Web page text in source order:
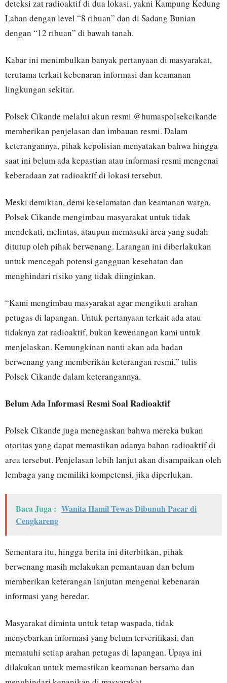
deteksi zat radioaktif di dua lokasi, yakni Kampung Kedung
Laban dengan level “8 ribuan” dan di Sadang Bunian
dengan “12 ribuan” di bawah tanah.
Kabar ini menimbulkan banyak pertanyaan di masyarakat,
terutama terkait kebenaran informasi dan keamanan
lingkungan sekitar.
Polsek Cikande melalui akun resmi @humaspolsekcikande
memberikan penjelasan dan imbauan resmi. Dalam
keterangannya, pihak kepolisian menyatakan bahwa hingga
saat ini belum ada kepastian atau informasi resmi mengenai
keberadaan zat radioaktif di lokasi tersebut.
Meski demikian, demi keselamatan dan keamanan warga,
Polsek Cikande mengimbau masyarakat untuk tidak
mendekati, melintas, ataupun memasuki area yang sudah
ditutup oleh pihak berwenang. Larangan ini diberlakukan
untuk mencegah potensi gangguan kesehatan dan
menghindari risiko yang tidak diinginkan.
“Kami mengimbau masyarakat agar mengikuti arahan
petugas di lapangan. Untuk pertanyaan terkait ada atau
tidaknya zat radioaktif, bukan kewenangan kami untuk
menjelaskan. Kemungkinan nanti akan ada badan
berwenang yang memberikan keterangan resmi,” tulis
Polsek Cikande dalam keterangannya.
Belum Ada Informasi Resmi Soal Radioaktif
Polsek Cikande juga menegaskan bahwa mereka bukan
otoritas yang dapat memastikan adanya bahan radioaktif di
area tersebut. Penjelasan lebih lanjut akan disampaikan oleh
lembaga yang memiliki kompetensi, jika diperlukan.
Baca Juga : Wanita Hamil Tewas Dibunuh Pacar di
Cengkareng
Sementara itu, hingga berita ini diterbitkan, pihak
berwenang masih melakukan pemantauan dan belum
memberikan keterangan lanjutan mengenai kebenaran
informasi yang beredar.
Masyarakat diminta untuk tetap waspada, tidak
menyebarkan informasi yang belum terverifikasi, dan
mematuhi setiap arahan petugas di lapangan. Upaya ini
dilakukan untuk memastikan keamanan bersama dan